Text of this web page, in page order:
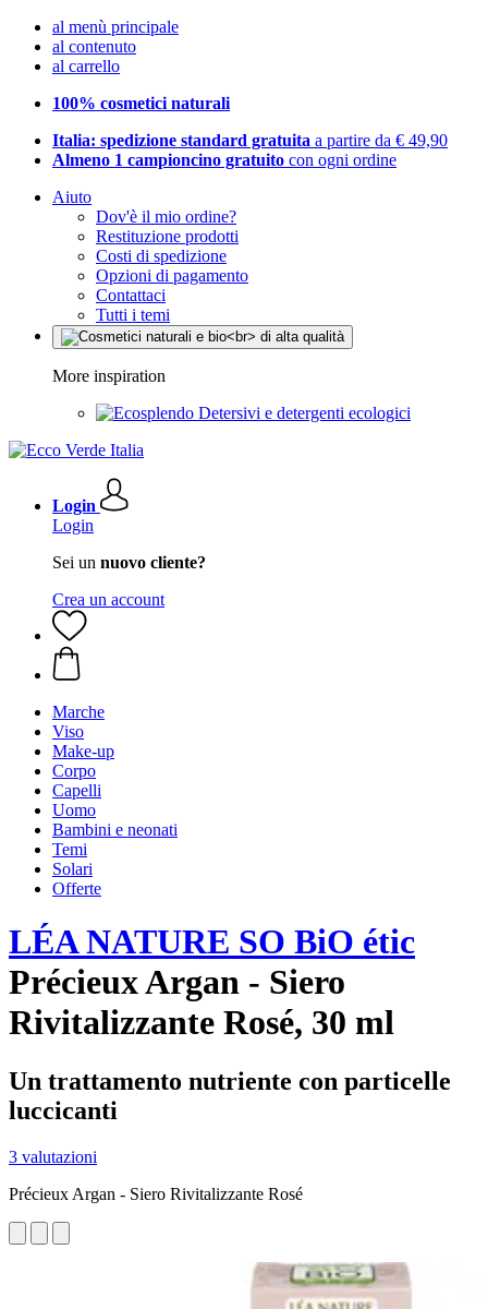
al menù principale
al contenuto
al carrello
100% cosmetici naturali
Italia: spedizione standard gratuita a partire da € 49,90
Almeno 1 campioncino gratuito con ogni ordine
Aiuto
Dov'è il mio ordine?
Restituzione prodotti
Costi di spedizione
Opzioni di pagamento
Contattaci
Tutti i temi
More inspiration
Detersivi e detergenti ecologici
Login
Login
Sei un nuovo cliente?
Crea un account
Marche
Viso
Make-up
Corpo
Capelli
Uomo
Bambini e neonati
Temi
Solari
Offerte
LÉA NATURE SO BiO étic
Précieux Argan - Siero
Rivitalizzante Rosé, 30 ml
Un trattamento nutriente con particelle
luccicanti
3 valutazioni
Précieux Argan - Siero Rivitalizzante Rosé